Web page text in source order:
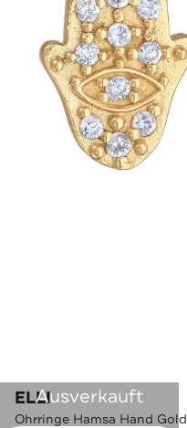
Ausverkauft
ELLI
Ohrringe Hamsa Hand Gold